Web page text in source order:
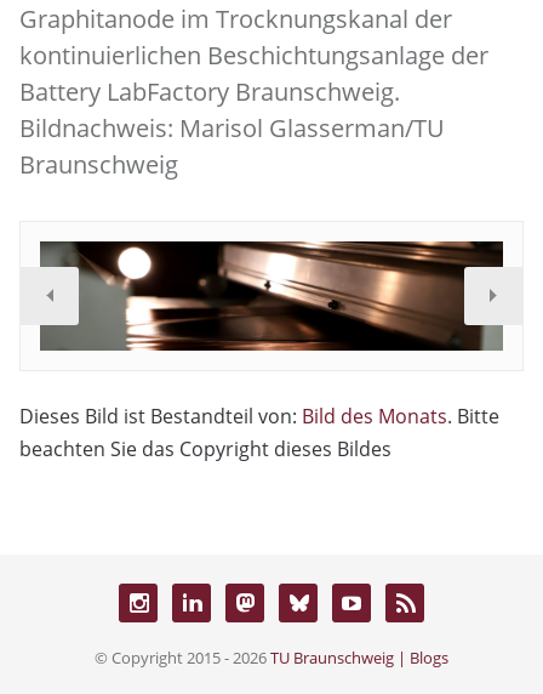
Graphitanode im Trocknungskanal der
kontinuierlichen Beschichtungsanlage der
Battery LabFactory Braunschweig.
Bildnachweis: Marisol Glasserman/TU
Braunschweig
Dieses Bild ist Bestandteil von: Bild des Monats. Bitte
beachten Sie das Copyright dieses Bildes
© Copyright 2015 - 2026TU Braunschweig | Blogs